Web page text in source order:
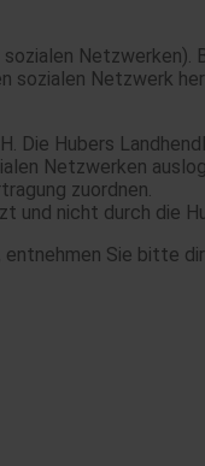
sozialen Netzwerk
Die Hubers
Netzwerken
zuordnen.
nicht durch die
entnehmen Sie bitte